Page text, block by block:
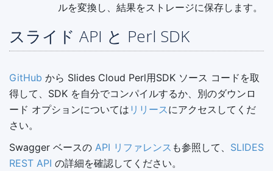
ルを変換し、結果をストレージに保存します。
スライド API と Perl SDK
GitHub から Slides Cloud Perl用SDK ソース コードを取
得して、SDK を自分でコンパイルするか、別のダウンロ
ード オプションについては リリース にアクセスしてくだ
さい。
Swagger ベースの API リファレンス も参照して、 SLIDES
REST API の詳細を確認してください。